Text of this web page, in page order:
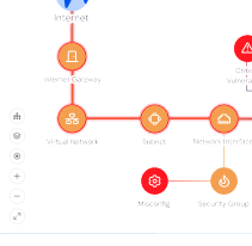
A continuación,'es hora de
Segmentación de la red
Supervisión mejorada
Software antivirus y